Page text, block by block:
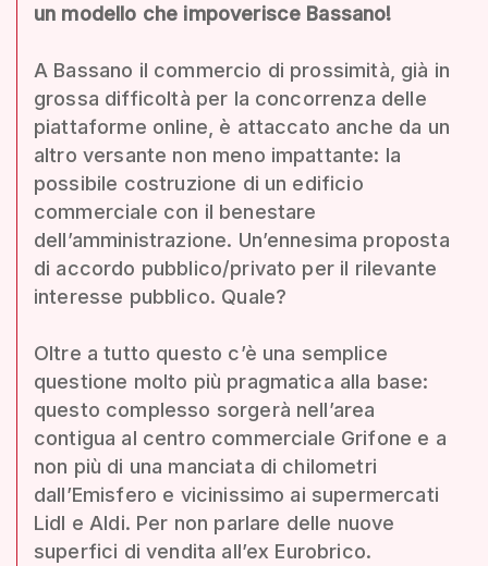
un modello che impoverisce Bassano!
A Bassano il commercio di prossimità, già in
grossa difficoltà per la concorrenza delle
piattaforme online, è attaccato anche da un
altro versante non meno impattante: la
possibile costruzione di un edificio
commerciale con il benestare
dell’amministrazione. Un’ennesima proposta
di accordo pubblico/privato per il rilevante
interesse pubblico. Quale?
Oltre a tutto questo c’è una semplice
questione molto più pragmatica alla base:
questo complesso sorgerà nell’area
contigua al centro commerciale Grifone e a
non più di una manciata di chilometri
dall’Emisfero e vicinissimo ai supermercati
Lidl e Aldi. Per non parlare delle nuove
superfici di vendita all’ex Eurobrico.